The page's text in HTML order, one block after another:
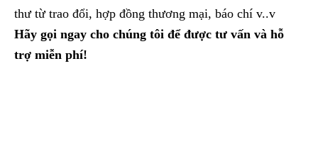
thư từ trao đổi, hợp đồng thương mại, báo chí v..v
Hãy gọi ngay cho chúng tôi để được tư vấn và hỗ
trợ miễn phí!